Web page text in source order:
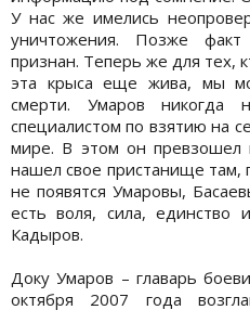
У нас же имелись
уничтожения. Позже
признан. Теперь же для тех,
эта крыса еще жива, мы
смерти. Умаров
специалистом по взятию на
мире. В этом он превзошел
нашел свое пристанище там,
не появятся Умаровы,
есть воля, сила, единство
Кадыров.
Доку Умаров – главарь
октября 2007 года